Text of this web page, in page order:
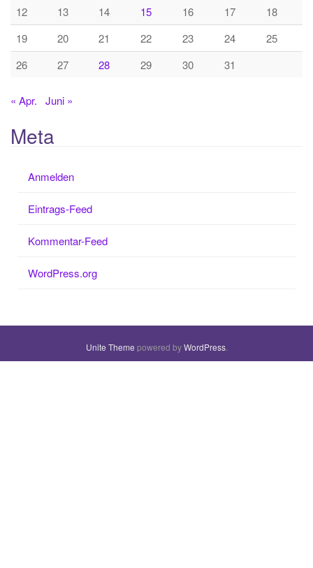
12
13 14 15 16 17
18
19
20 21 22 23 24
25
26
27 28 29 30 31
« Apr. Juni »
Meta
Anmelden
Eintrags-Feed
Kommentar-Feed
WordPress.org
Unite Theme powered byWordPress.